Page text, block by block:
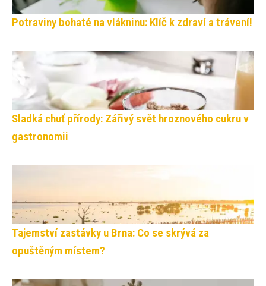
Potraviny bohaté na vlákninu: Klíč k zdraví a trávení!
Sladká chuť přírody: Zářivý svět hroznového cukru v
gastronomii
Tajemství zastávky u Brna: Co se skrývá za
opuštěným místem?